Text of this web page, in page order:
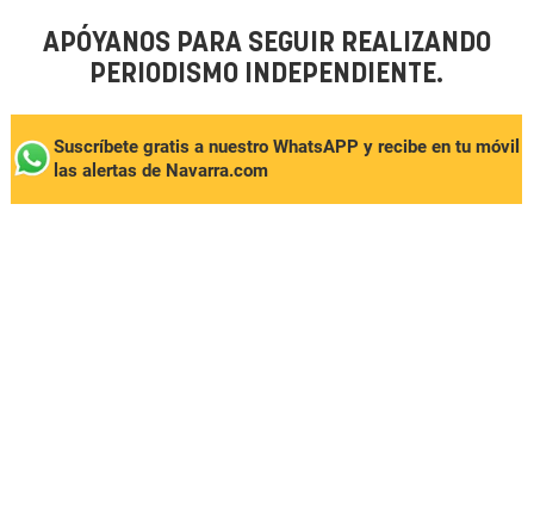
APÓYANOS PARA SEGUIR REALIZANDO
PERIODISMO INDEPENDIENTE.
Suscríbete gratis a nuestro WhatsAPP y recibe en tu móvil
las alertas de Navarra.com